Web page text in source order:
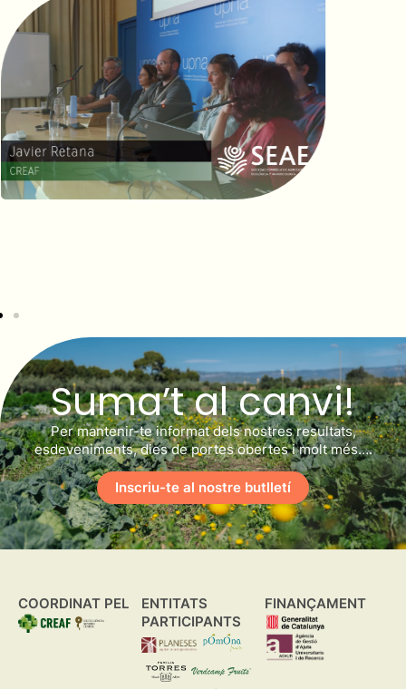
Suma’t al canvi!
Per mantenir-te informat dels nostres resultats,
esdeveniments, dies de portes obertes i molt més….
Inscriu-te al nostre butlletí
COORDINAT PEL
ENTITATS
PARTICIPANTS
FINANÇAMENT